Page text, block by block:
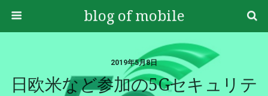
blog of mobile
2019年5月8日
日欧米など参加の5Gセキュリテ